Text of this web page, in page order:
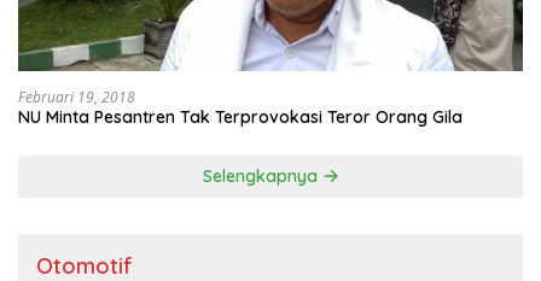
Februari 19, 2018
NU Minta Pesantren Tak Terprovokasi Teror Orang Gila
Selengkapnya
Otomotif